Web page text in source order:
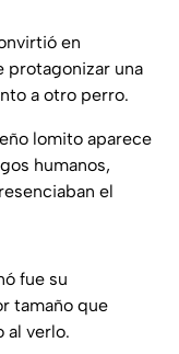
en
protagonizar una
a otro perro.
lomito aparece
humanos,
el
fue su
tamaño que
al verlo.